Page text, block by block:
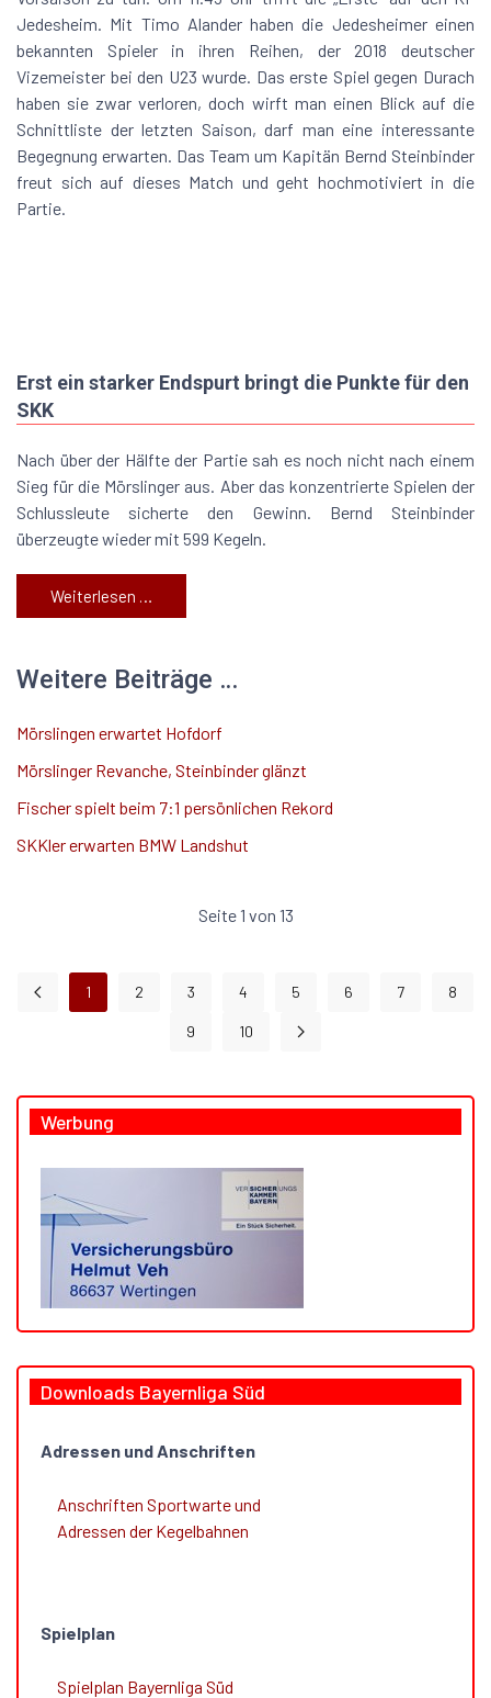
Jedesheim. Mit Timo Alander haben die Jedesheimer einen
bekannten Spieler in ihren Reihen, der 2018 deutscher
Vizemeister bei den U23 wurde. Das erste Spiel gegen Durach
haben sie zwar verloren, doch wirft man einen Blick auf die
Schnittliste der letzten Saison, darf man eine interessante
Begegnung erwarten. Das Team um Kapitän Bernd Steinbinder
freut sich auf dieses Match und geht hochmotiviert in die
Partie.
Erst ein starker Endspurt bringt die Punkte für den
SKK
Nach über der Hälfte der Partie sah es noch nicht nach einem
Sieg für die Mörslinger aus. Aber das konzentrierte Spielen der
Schlussleute sicherte den Gewinn. Bernd Steinbinder
überzeugte wieder mit 599 Kegeln.
Weiterlesen …
Weitere Beiträge …
Mörslingen erwartet Hofdorf
Mörslinger Revanche, Steinbinder glänzt
Fischer spielt beim 7:1 persönlichen Rekord
SKKler erwarten BMW Landshut
Seite 1 von 13
1 2 3 4 5 6 7 8
9 10
Werbung
Downloads Bayernliga Süd
Adressen und Anschriften
Anschriften Sportwarte und
Adressen der Kegelbahnen
Spielplan
Spielplan Bayernliga Süd